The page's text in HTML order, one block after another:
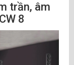
trần, âm
8